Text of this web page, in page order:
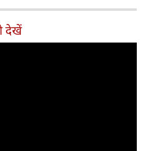
खरीदते समय किन बातों पर ध्यान
देना चाहिए।
देखें